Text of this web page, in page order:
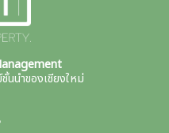
นำของเชียงใหม่